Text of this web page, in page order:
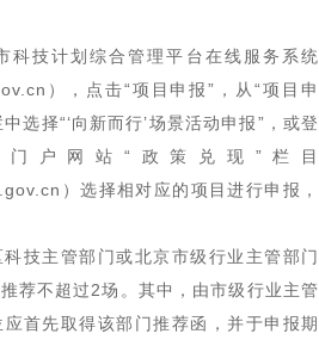
技计划综合管理平台在线服务系统
），点击“项目申报”，从“项目申
选择“‘向新而行’场景活动申报”，或登
户网站“政策兑现”栏目
）选择相对应的项目进行申报，
主管部门或北京市级行业主管部门
荐不超过2场。其中，由市级行业主管
首先取得该部门推荐函，并于申报期